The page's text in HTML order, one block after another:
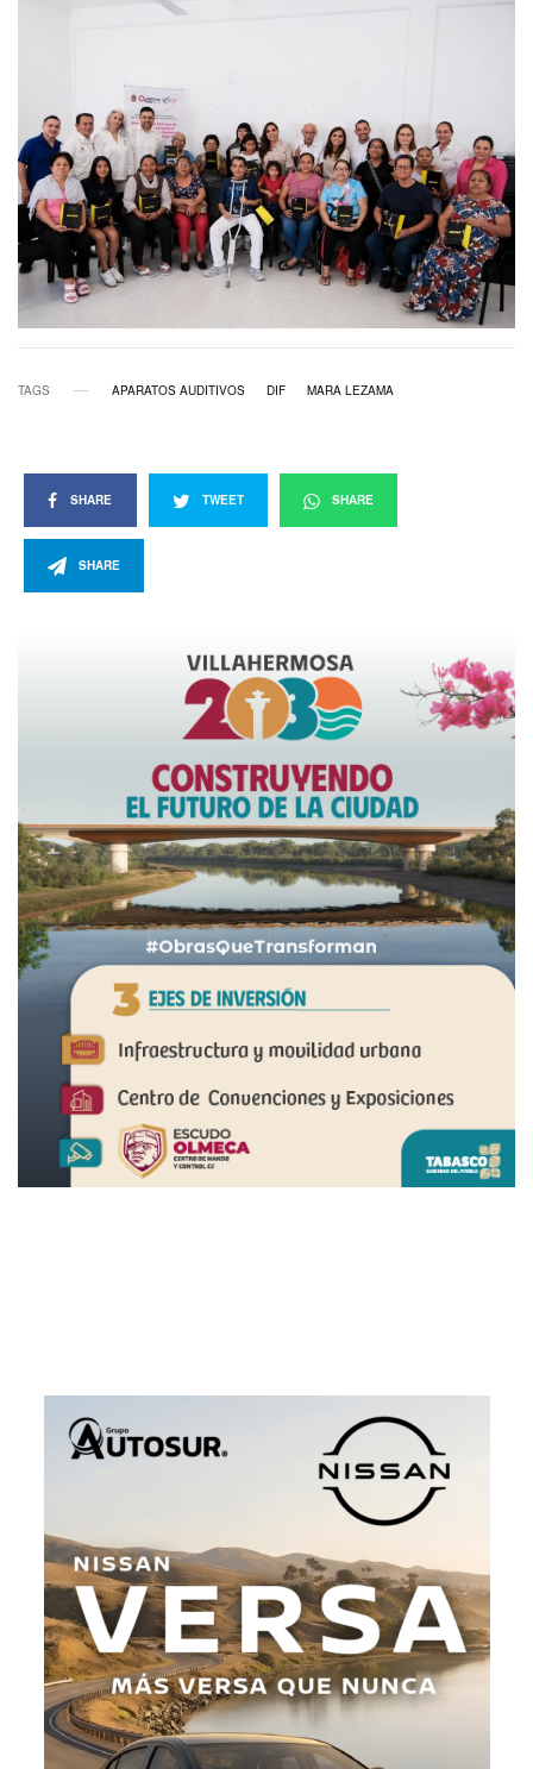
TAGS APARATOS AUDITIVOS DIF MARA LEZAMA
SHARE TWEET SHARE
SHARE